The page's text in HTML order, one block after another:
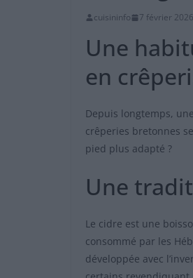
cuisininfo 7 février 2026
Une
en
Depuis longtemps,
crêperies bretonnes
pied plus adapté ?
Une
Le cidre est une
consommé par les
développée avec